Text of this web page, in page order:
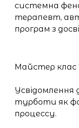
системна
терапевт,
програм з
Майстер клас
Усвідомлення
турботи як
процессу.